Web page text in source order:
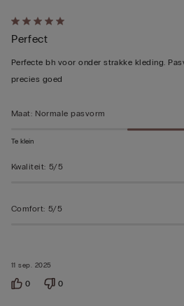
5
op
5
beoordeeld
11 sep. 2025
Perfect
Perfecte bh voor onder strakke kleding.
precies goed
Maat: Normale pasvorm
Te klein
Kwaliteit: 5/5
Comfort: 5/5
0 0